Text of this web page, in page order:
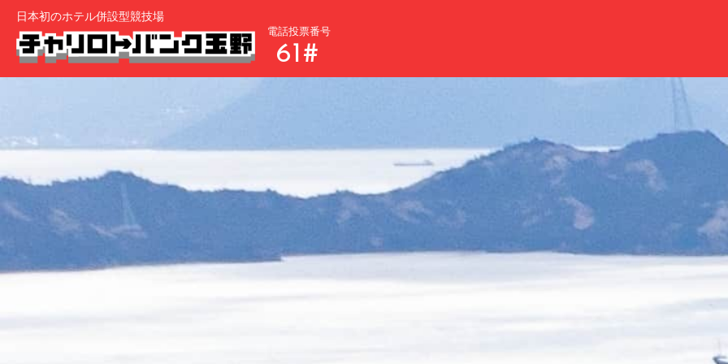
日本初のホテル併設型競技場
電話投票番号
61#